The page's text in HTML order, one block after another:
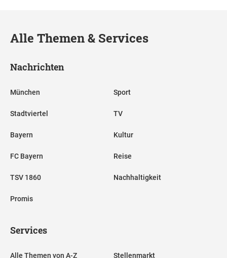
Alle Themen & Services
Nachrichten
München
Stadtviertel
Bayern
FC Bayern
TSV 1860
Promis
Sport
TV
Kultur
Reise
Nachhaltigkeit
Services
Alle Themen von A-Z Stellenmarkt